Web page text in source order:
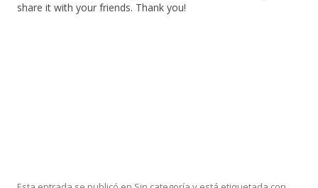
share it with your friends. Thank you!